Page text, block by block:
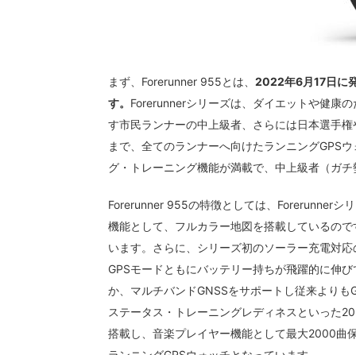
まず、Forerunner 955とは、 2022年6月17日に
す。 Forerunnerシリーズは、ダイエットや健康
す市民ランナーの中上級者、さらには日本選手
まで、全てのランナーへ向けたランニングGPS
グ・トレーニング機能が満載で、中上級者（ガ
Forerunner 955の特徴としては、Forerunnerシ
機能として、フルカラー地図を搭載しているの
います。さらに、シリーズ初のソーラー充電対
GPSモードともにバッテリー持ちが飛躍的に伸
か、マルチバンドGNSSをサポートし従来より
ステータス・トレーニングレディネスといった
搭載し、音楽プレイヤー機能として最大2000曲